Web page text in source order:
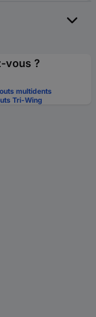
vous ?
multidents
Tri-Wing